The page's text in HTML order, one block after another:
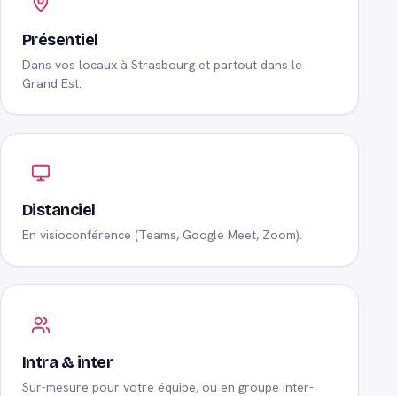
Présentiel
Dans vos locaux à Strasbourg et partout dans le
Grand Est.
Distanciel
En visioconférence (Teams, Google Meet, Zoom).
Intra & inter
Sur-mesure pour votre équipe, ou en groupe inter-